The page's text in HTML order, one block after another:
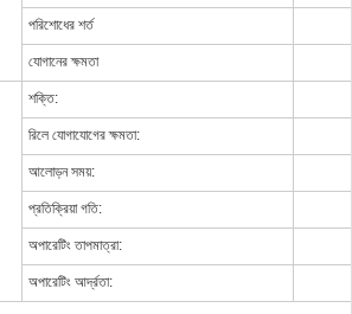
পরিশোধের শর্ত
যোগানের ক্ষমতা
শক্তি:
রিলে যোগাযোগের ক্ষমতা:
আলোড়ন সময়:
প্রতিক্রিয়া গতি:
অপারেটিং তাপমাত্রা:
অপারেটিং আর্দ্রতা: